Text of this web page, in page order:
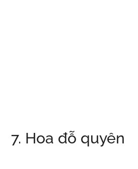
7. Hoa đỗ quyên